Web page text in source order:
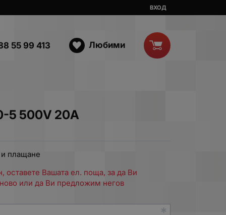
ВХОД
55 99 413 Любими
5 500V 20A
плащане
оставете Вашата ел. поща, за да Ви
или да Ви предложим негов